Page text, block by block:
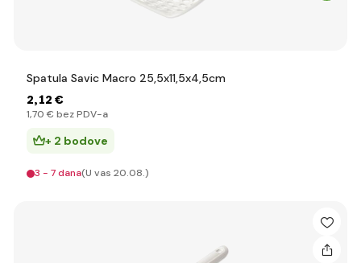
Spatula Savic Macro 25,5x11,5x4,5cm
2,12 €
1,70 € bez PDV-a
+ 2 bodove
3 - 7 dana(U vas 20.08.)